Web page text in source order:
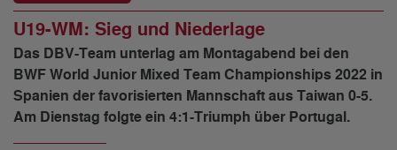
U19-WM: Sieg und Niederlage
Das DBV-Team unterlag am Montagabend bei den
BWF World Junior Mixed Team Championships 2022 in
Spanien der favorisierten Mannschaft aus Taiwan 0-5.
Am Dienstag folgte ein 4:1-Triumph über Portugal.